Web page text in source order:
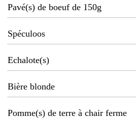
Pavé(s) de boeuf de 150g
Spéculoos
Echalote(s)
Bière blonde
Pomme(s) de terre à chair ferme